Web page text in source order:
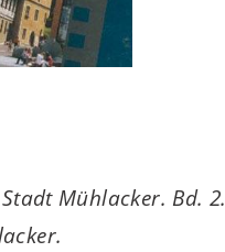
Mühlacker. Bd. 2.